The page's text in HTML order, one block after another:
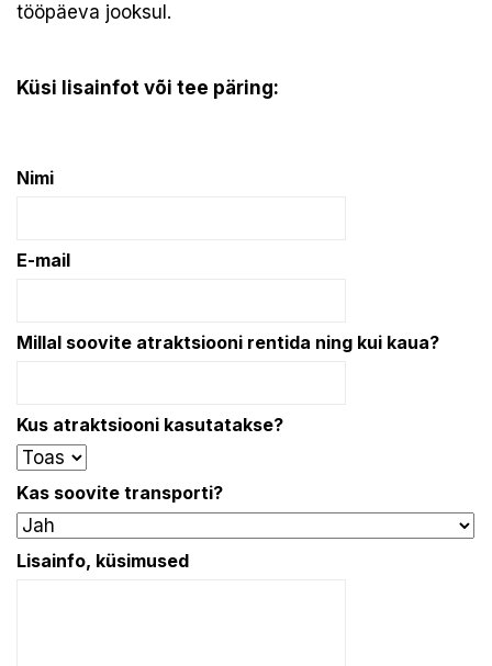
tööpäeva jooksul.
Küsi lisainfot või tee päring:
Nimi
E-mail
Millal soovite atraktsiooni rentida ning kui kaua?
Kus atraktsiooni kasutatakse?
Kas soovite transporti?
Lisainfo, küsimused